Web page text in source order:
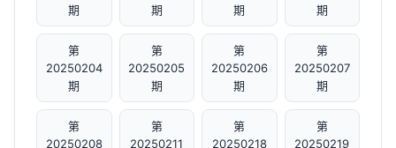
期
期
期
期
第
20250204
期
第
20250205
期
第
20250206
期
第
20250207
期
第
20250208
第
20250211
第
20250218
第
20250219